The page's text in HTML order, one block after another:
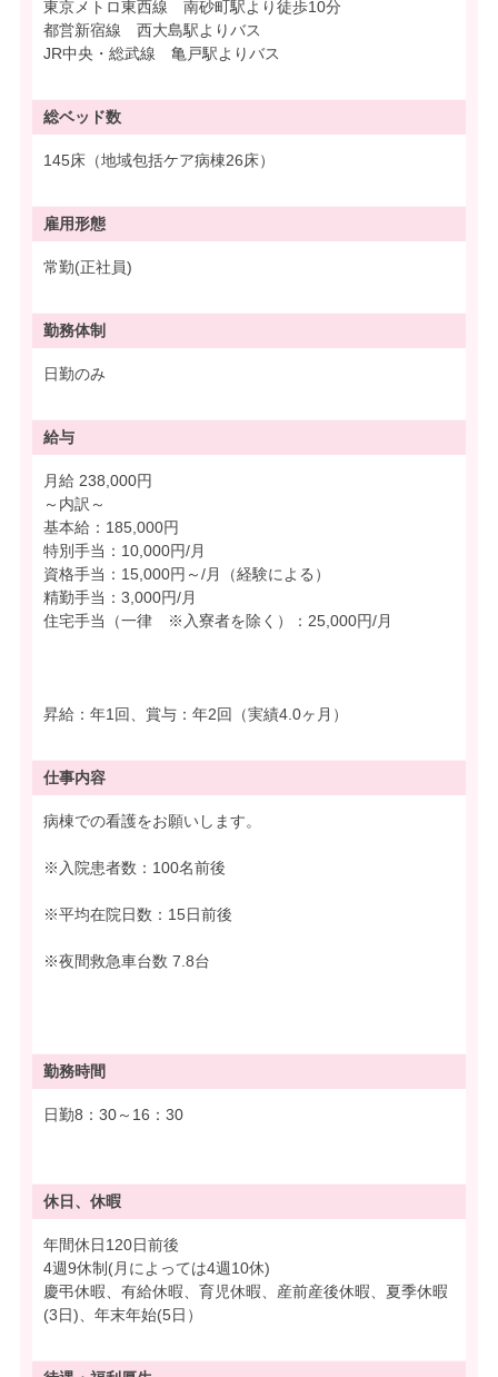
東京メトロ東西線 南砂町駅より徒歩10分
都営新宿線 西大島駅よりバス
JR中央・総武線 亀戸駅よりバス
総ベッド数
145床（地域包括ケア病棟26床）
雇用形態
常勤(正社員)
勤務体制
日勤のみ
給与
月給 238,000円
～内訳～
基本給：185,000円
特別手当：10,000円/月
資格手当：15,000円～/月（経験による）
精勤手当：3,000円/月
住宅手当（一律 ※入寮者を除く）：25,000円/月
昇給：年1回、賞与：年2回（実績4.0ヶ月）
仕事内容
病棟での看護をお願いします。
※入院患者数：100名前後
※平均在院日数：15日前後
※夜間救急車台数 7.8台
勤務時間
日勤8：30～16：30
休日、休暇
年間休日120日前後
4週9休制(月によっては4週10休)
慶弔休暇、有給休暇、育児休暇、産前産後休暇、夏季休暇
(3日)、年末年始(5日）